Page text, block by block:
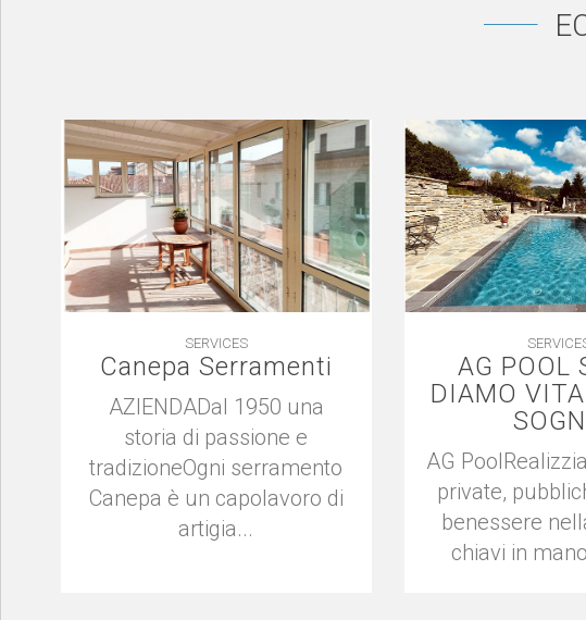
SERVICES
Canepa Serramenti
AZIENDADal 1950 una
storia di passione e
tradizioneOgni serramento
Canepa è un capolavoro di
artigia...
AG POOL
DIAMO
AG
private,
benessere
chiavi in